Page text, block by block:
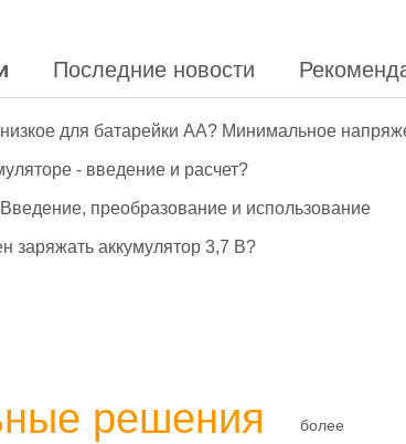
Последние новости
для батарейки АА? Минимальное
- введение и расчет?
преобразование и использование
заряжать аккумулятор 3,7 В?
решения более